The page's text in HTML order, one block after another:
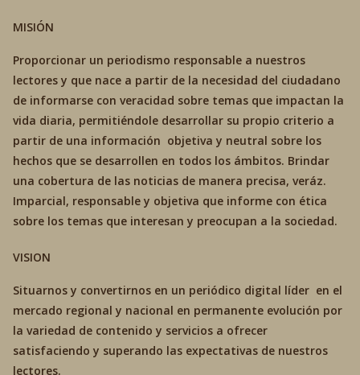
MISIÓN
Proporcionar un periodismo responsable a nuestros
lectores y que nace a partir de la necesidad del ciudadano
de informarse con veracidad sobre temas que impactan la
vida diaria, permitiéndole desarrollar su propio criterio a
partir de una información objetiva y neutral sobre los
hechos que se desarrollen en todos los ámbitos. Brindar
una cobertura de las noticias de manera precisa, veráz.
Imparcial, responsable y objetiva que informe con ética
sobre los temas que interesan y preocupan a la sociedad.
VISION
Situarnos y convertirnos en un periódico digital líder en el
mercado regional y nacional en permanente evolución por
la variedad de contenido y servicios a ofrecer
satisfaciendo y superando las expectativas de nuestros
lectores.